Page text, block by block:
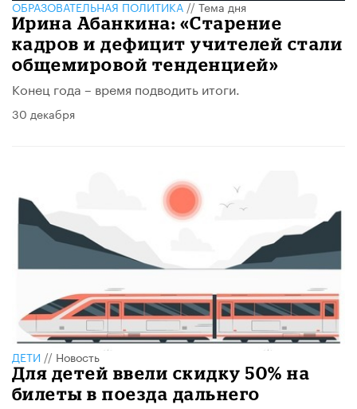
ОБРАЗОВАТЕЛЬНАЯ ПОЛИТИКА//Тема дня
Ирина Абанкина: «Старение
кадров и дефицит учителей стали
общемировой тенденцией»
Конец года – время подводить итоги.
30 декабря
ДЕТИ // Новость
Для детей ввели скидку 50% на
билеты в поезда дальнего